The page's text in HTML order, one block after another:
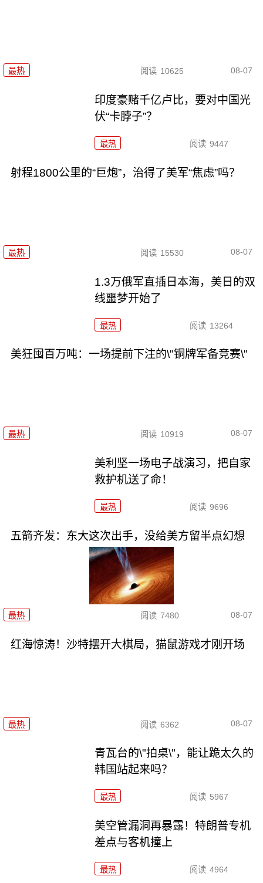
最热 阅读 10625 08-07
印度豪赌千亿卢比，要对中国光
伏“卡脖子”？
最热 阅读 9447
射程1800公里的“巨炮”，治得了美军“焦虑”吗？
最热 阅读 15530 08-07
1.3万俄军直插日本海，美日的双
线噩梦开始了
最热 阅读 13264
美狂囤百万吨：一场提前下注的\"铜牌军备竞赛\"
最热 阅读 10919 08-07
美利坚一场电子战演习，把自家
救护机送了命！
最热 阅读 9696
五箭齐发：东大这次出手，没给美方留半点幻想
最热 阅读 7480 08-07
红海惊涛！沙特摆开大棋局，猫鼠游戏才刚开场
最热 阅读 6362 08-07
青瓦台的\"拍桌\"，能让跪太久的
韩国站起来吗？
最热 阅读 5967
美空管漏洞再暴露！特朗普专机
差点与客机撞上
最热 阅读 4964